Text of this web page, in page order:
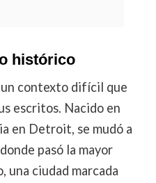
histórico
contexto difícil que
escritos. Nacido en
en Detroit, se mudó a
pasó la mayor
una ciudad marcada